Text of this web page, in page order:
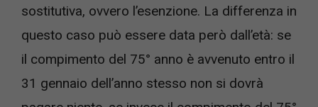
sostitutiva, ovvero l’esenzione. La differenza in
questo caso può essere data però dall’età: se
il compimento del 75° anno è avvenuto entro il
31 gennaio dell’anno stesso non si dovrà